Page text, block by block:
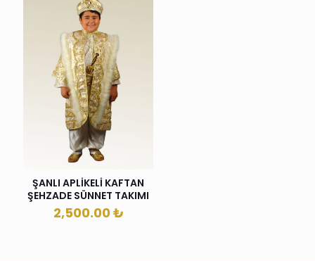
ŞANLI APLİKELİ KAFTAN
ŞEHZADE SÜNNET TAKIMI
2,500.00₺